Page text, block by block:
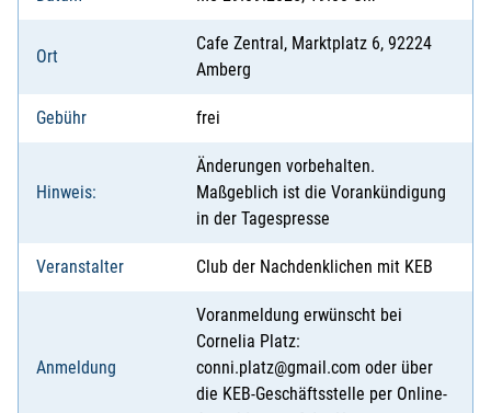
Ort
Cafe Zentral, Marktplatz 6, 92224
Amberg
Gebühr frei
Hinweis:
Änderungen vorbehalten.
Maßgeblich ist die Vorankündigung
in der Tagespresse
Veranstalter Club der Nachdenklichen mit KEB
Anmeldung
Voranmeldung erwünscht bei
Cornelia Platz:
conni.platz@gmail.com oder über
die KEB-Geschäftsstelle per Online-